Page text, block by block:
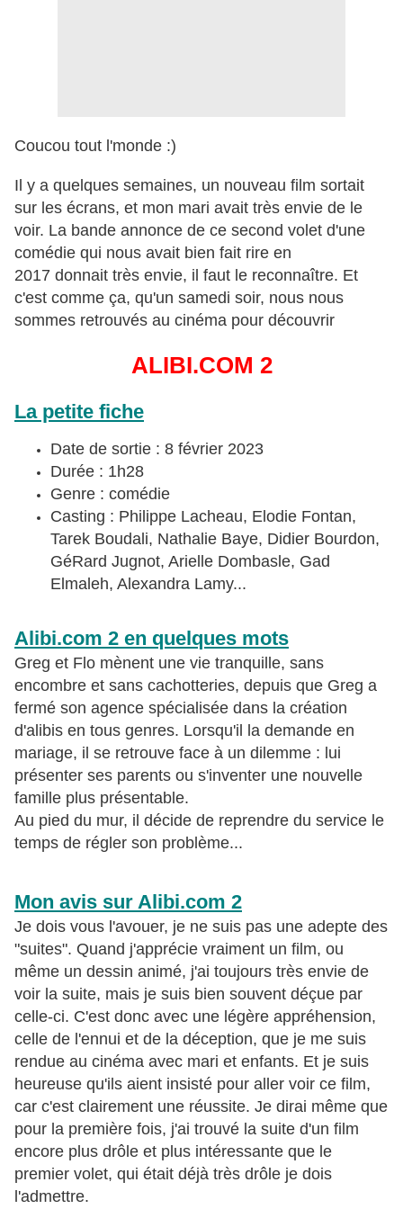
Coucou tout l'monde :)
Il y a quelques semaines, un nouveau film sortait
sur les écrans, et mon mari avait très envie de le
voir. La bande annonce de ce second volet d'une
comédie qui nous avait bien fait rire en
2017 donnait très envie, il faut le reconnaître. Et
c'est comme ça, qu'un samedi soir, nous nous
sommes retrouvés au cinéma pour découvrir
ALIBI.COM 2
La petite fiche
Date de sortie : 8 février 2023
Durée : 1h28
Genre : comédie
Casting : Philippe Lacheau, Elodie Fontan,
Tarek Boudali, Nathalie Baye, Didier Bourdon,
GéRard Jugnot, Arielle Dombasle, Gad
Elmaleh, Alexandra Lamy...
Alibi.com 2 en quelques mots
Greg et Flo mènent une vie tranquille, sans
encombre et sans cachotteries, depuis que Greg a
fermé son agence spécialisée dans la création
d'alibis en tous genres. Lorsqu'il la demande en
mariage, il se retrouve face à un dilemme : lui
présenter ses parents ou s'inventer une nouvelle
famille plus présentable.
Au pied du mur, il décide de reprendre du service le
temps de régler son problème...
Mon avis sur Alibi.com 2
Je dois vous l'avouer, je ne suis pas une adepte des
"suites". Quand j'apprécie vraiment un film, ou
même un dessin animé, j'ai toujours très envie de
voir la suite, mais je suis bien souvent déçue par
celle-ci. C'est donc avec une légère appréhension,
celle de l'ennui et de la déception, que je me suis
rendue au cinéma avec mari et enfants. Et je suis
heureuse qu'ils aient insisté pour aller voir ce film,
car c'est clairement une réussite. Je dirai même que
pour la première fois, j'ai trouvé la suite d'un film
encore plus drôle et plus intéressante que le
premier volet, qui était déjà très drôle je dois
l'admettre.